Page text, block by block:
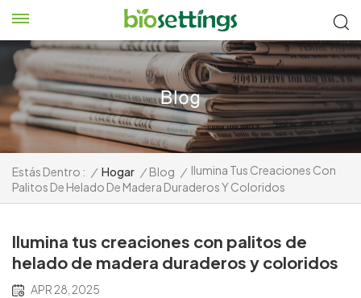
Estás Dentro : / Hogar / Blog / Ilumina Tus Creaciones Con
Palitos De Helado De Madera Duraderos Y Coloridos
Ilumina tus creaciones con palitos de
helado de madera duraderos y coloridos
APR 28, 2025